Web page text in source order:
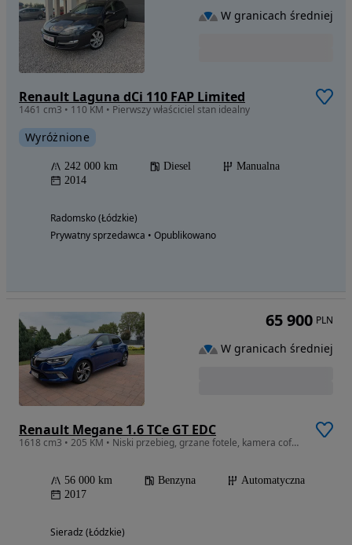
Renault Laguna dCi 110 FAP Limited
1461 cm3 • 110 KM • Pierwszy właściciel stan idealny
Wyróżnione
242 000 km Diesel
Manualna
2014
Radomsko (Łódzkie)
Prywatny sprzedawca • Opublikowano
W granicach średniej
Renault Megane 1.6 TCe GT EDC
1618 cm3 • 205 KM • Niski przebieg, grzane fotele, kamera cofania, keyless.
56 000 km Benzyna
Automatyczna
2017
Sieradz (Łódzkie)
65 900 PLN
W granicach średniej